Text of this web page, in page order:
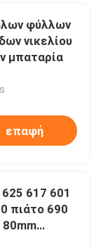
φύλλων
νικελίου
μπαταρία
επαφή
617 601
πιάτο 690
80mm
718 625